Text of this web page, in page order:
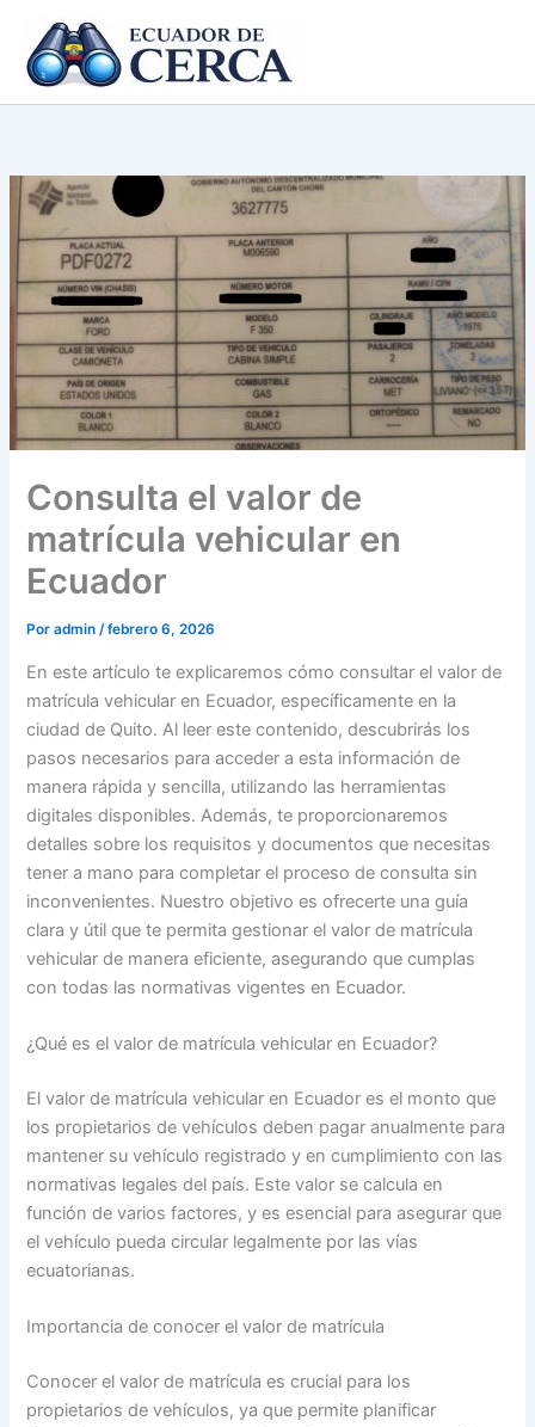
contenido
Consulta el valor de
matrícula vehicular en
Ecuador
Poradmin/febrero 6, 2026
En este artículo te explicaremos cómo consultar el valor de
matrícula vehicular en Ecuador, específicamente en la
ciudad de Quito. Al leer este contenido, descubrirás los
pasos necesarios para acceder a esta información de
manera rápida y sencilla, utilizando las herramientas
digitales disponibles. Además, te proporcionaremos
detalles sobre los requisitos y documentos que necesitas
tener a mano para completar el proceso de consulta sin
inconvenientes. Nuestro objetivo es ofrecerte una guía
clara y útil que te permita gestionar el valor de matrícula
vehicular de manera eficiente, asegurando que cumplas
con todas las normativas vigentes en Ecuador.
¿Qué es el valor de matrícula vehicular en Ecuador?
El valor de matrícula vehicular en Ecuador es el monto que
los propietarios de vehículos deben pagar anualmente para
mantener su vehículo registrado y en cumplimiento con las
normativas legales del país. Este valor se calcula en
función de varios factores, y es esencial para asegurar que
el vehículo pueda circular legalmente por las vías
ecuatorianas.
Importancia de conocer el valor de matrícula
Conocer el valor de matrícula es crucial para los
propietarios de vehículos, ya que permite planificar